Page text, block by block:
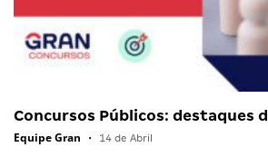
Concursos Públicos: destaques
Equipe Gran • 14 de Abril